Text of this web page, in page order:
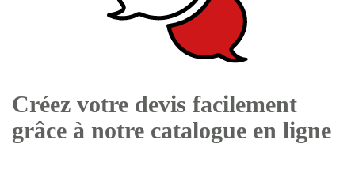
Créez votre devis facilement
grâce à notre catalogue en ligne